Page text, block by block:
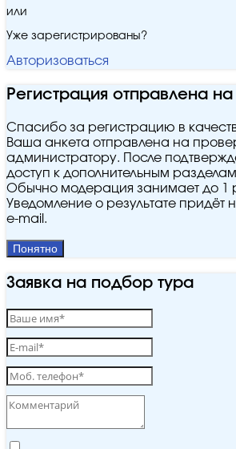
или
Уже зарегистрированы?
Авторизоваться
Регистрация отправлена
Спасибо за регистрацию в
Ваша анкета отправлена на
администратору. После
доступ к дополнительным
Обычно модерация занимает до 1
Уведомление о результате придёт
e‑mail.
Понятно
Заявка на подбор тура